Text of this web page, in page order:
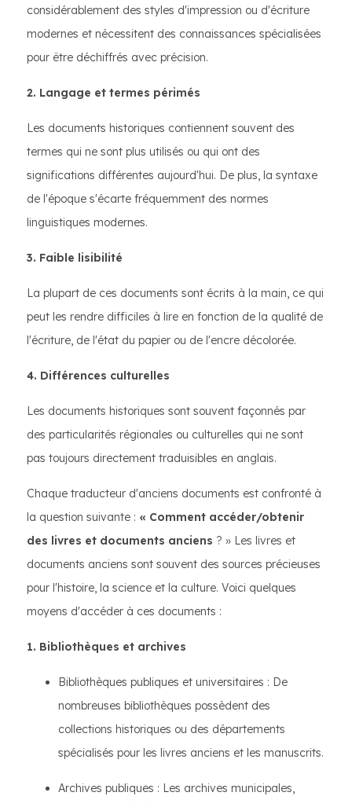
considérablement des styles d'impression ou d'écriture
modernes et nécessitent des connaissances spécialisées
pour être déchiffrés avec précision.
2. Langage et termes périmés
Les documents historiques contiennent souvent des
termes qui ne sont plus utilisés ou qui ont des
significations différentes aujourd'hui. De plus, la syntaxe
de l'époque s'écarte fréquemment des normes
linguistiques modernes.
3. Faible lisibilité
La plupart de ces documents sont écrits à la main, ce qui
peut les rendre difficiles à lire en fonction de la qualité de
l'écriture, de l'état du papier ou de l'encre décolorée.
4. Différences culturelles
Les documents historiques sont souvent façonnés par
des particularités régionales ou culturelles qui ne sont
pas toujours directement traduisibles en anglais.
Chaque traducteur d'anciens documents est confronté à
la question suivante : « Comment accéder/obtenir
des livres et documents anciens ? » Les livres et
documents anciens sont souvent des sources précieuses
pour l'histoire, la science et la culture. Voici quelques
moyens d'accéder à ces documents :
1. Bibliothèques et archives
Bibliothèques publiques et universitaires : De
nombreuses bibliothèques possèdent des
collections historiques ou des départements
spécialisés pour les livres anciens et les manuscrits.
Archives publiques : Les archives municipales,